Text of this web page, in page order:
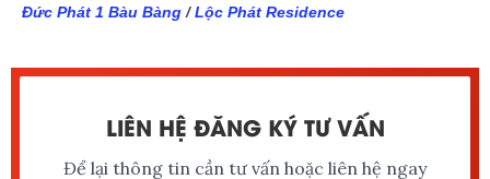
Đức Phát 1 Bàu Bàng/Lộc Phát Residence
LIÊN HỆ ĐĂNG KÝ TƯ VẤN
Để lại thông tin cần tư vấn hoặc liên hệ ngay